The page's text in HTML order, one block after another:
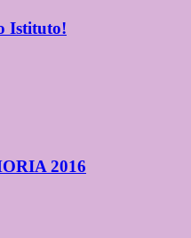
Istituto!
2016